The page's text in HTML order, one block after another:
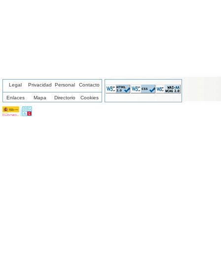
Legal Privacidad Personal Contacto
Enlaces Mapa Directorio Cookies